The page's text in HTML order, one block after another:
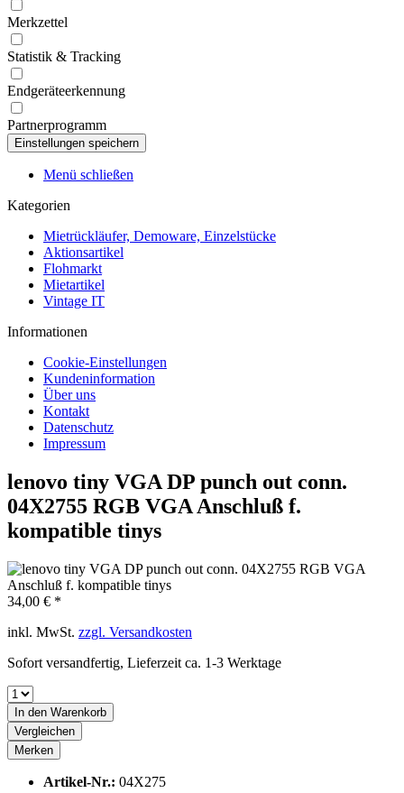
Merkzettel
Statistik & Tracking
Endgeräteerkennung
Partnerprogramm
Menü schließen
Kategorien
Mietrückläufer, Demoware, Einzelstücke
Aktionsartikel
Flohmarkt
Mietartikel
Vintage IT
Informationen
Cookie-Einstellungen
Kundeninformation
Über uns
Kontakt
Datenschutz
Impressum
lenovo tiny VGA DP punch out conn.
04X2755 RGB VGA Anschluß f.
kompatible tinys
34,00 € *
inkl. MwSt. zzgl. Versandkosten
Sofort versandfertig, Lieferzeit ca. 1-3 Werktage
In den Warenkorb
Vergleichen
Merken
Artikel-Nr.: 04X275